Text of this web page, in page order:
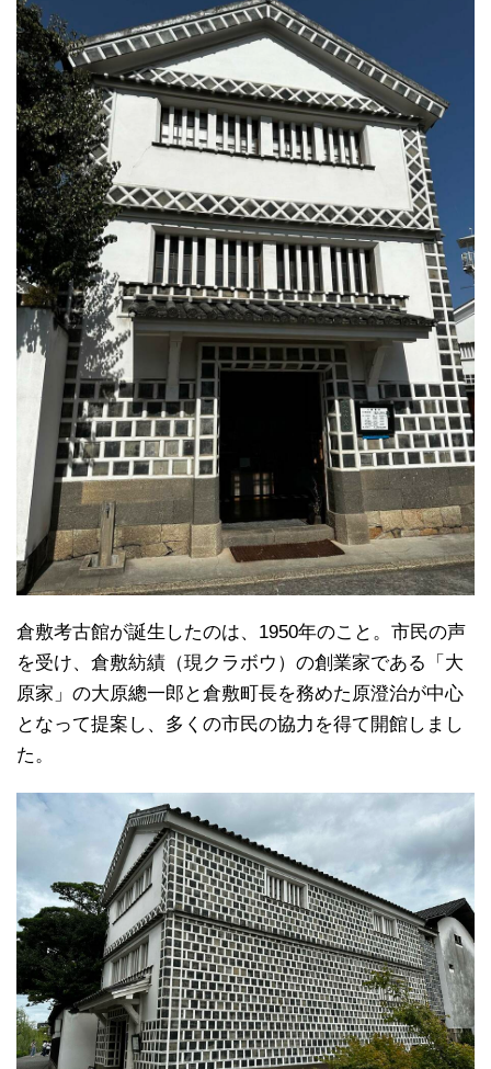
倉敷考古館が誕生したのは、1950年のこと。市民の声
を受け、倉敷紡績（現クラボウ）の創業家である「大
原家」の大原總一郎と倉敷町長を務めた原澄治が中心
となって提案し、多くの市民の協力を得て開館しまし
た。